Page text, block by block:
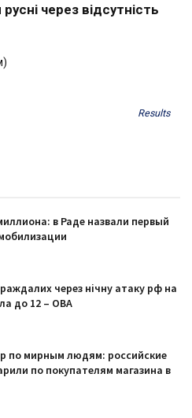
через відсутність
Results
в Раде назвали первый
через нічну атаку рф на
до 12 – ОВА
по мирным людям: российские
по покупателям магазина в